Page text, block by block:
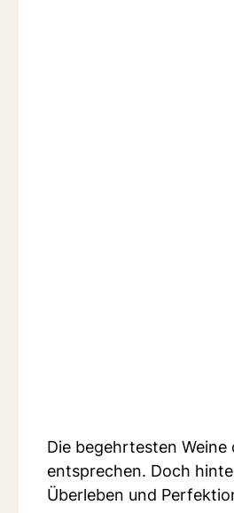
Die begehrtesten
entsprechen. Doch
Überleben und